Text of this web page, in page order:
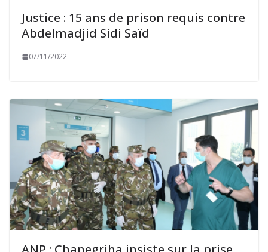
Justice : 15 ans de prison requis contre
Abdelmadjid Sidi Saïd
07/11/2022